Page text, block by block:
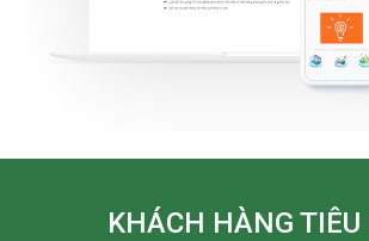
KHÁCH HÀNG TIÊU